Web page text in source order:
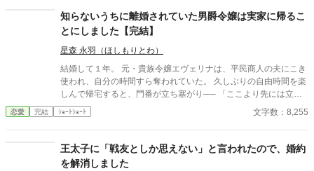
くなってみた。 彼の身の回りが少しずつ、静かに軋み始める。 そ
して半年後、告げられたのは婚約破棄。理由は「婚約者としての
熱意の欠如」――あなたが望んだとおりにしただけですのに。
知らないうちに離婚されていた男爵令嬢は実家に帰るこ
とにしました【完結】
星森 永羽（ほしもりとわ）
結婚して１年。 元・貴族令嬢エヴェリナは、平民商人の夫にこき
使われ、自分の時間すら奪われていた。 久しぶりの自由時間を楽
しんで帰宅すると、門番が立ち塞がり── 「ここより先には立ち
入れません」 夫が勝手に離婚届を偽造し、彼女を家から追放し
た。 さらに「不貞の証拠」として、エヴェリナのサインを悪用し
らかになったのは── ⚠️ 本作は AI の生成した文章を一部に使って
います。ご都合主義です。
恋愛 完結 ｼｮｰﾄｼｮｰﾄ 文字数：8,255
王太子に「戦友としか思えない」と言われたので、婚約
を解消しました